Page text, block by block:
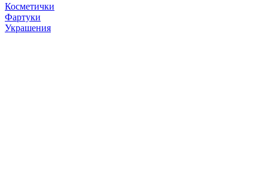
Косметички
Фартуки
Украшения